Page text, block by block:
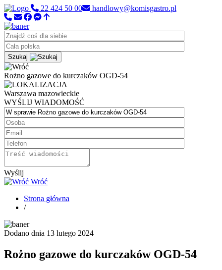
22 424 50 00 handlowy@komisgastro.pl
Szukaj
Rożno gazowe do kurczaków OGD-54
Warszawa mazowieckie
WYŚLIJ WIADOMOŚĆ
Wyślij
Wróć
Strona główna
/
Dodano dnia 13 lutego 2024
Rożno gazowe do kurczaków OGD-54